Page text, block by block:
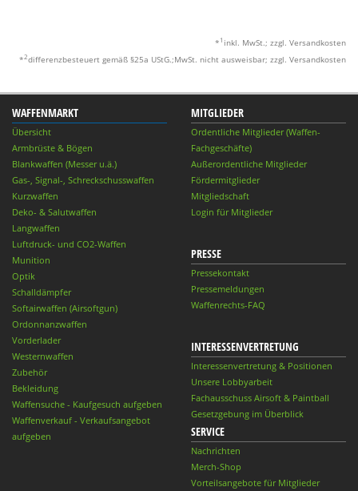
* 1 inkl. MwSt.; zzgl. Versandkosten
*2differenzbesteuert gemäß §25a UStG.;MwSt. nicht ausweisbar; zzgl. Versandkosten
WAFFENMARKT
Übersicht
Armbrüste & Bögen
Blankwaffen (Messer u.ä.)
Gas-, Signal-, Schreckschusswaffen
Kurzwaffen
Deko- & Salutwaffen
Langwaffen
Luftdruck- und CO2-Waffen
Munition
Optik
Schalldämpfer
Softairwaffen (Airsoftgun)
Ordonnanzwaffen
Vorderlader
Westernwaffen
Zubehör
Bekleidung
Waffensuche - Kaufgesuch aufgeben
Waffenverkauf - Verkaufsangebot
aufgeben
MITGLIEDER
Ordentliche Mitglieder (Waffen-
Fachgeschäfte)
Außerordentliche Mitglieder
Fördermitglieder
Mitgliedschaft
Login für Mitglieder
PRESSE
Pressekontakt
Pressemeldungen
Waffenrechts-FAQ
INTERESSENVERTRETUNG
Interessenvertretung & Positionen
Unsere Lobbyarbeit
Fachausschuss Airsoft & Paintball
Gesetzgebung im Überblick
SERVICE
Nachrichten
Merch-Shop
Vorteilsangebote für Mitglieder